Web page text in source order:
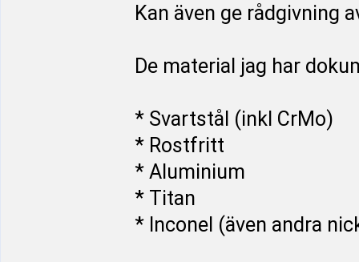
Kan även ge rådgivning
De material jag har
* Svartstål (inkl CrMo)
* Rostfritt
* Aluminium
* Titan
* Inconel (även andra